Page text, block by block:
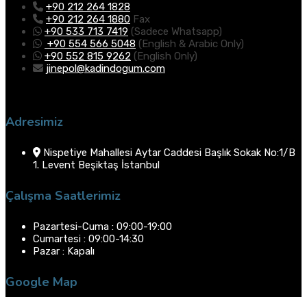
+90 212 264 1828
+90 212 264 1880 Fax
+90 533 713 7419 (Sadece Whatsapp)
+90 554 566 5048 (English & Arabic Only)
+90 552 815 9262 (English Only)
jinepol@kadindogum.com
Adresimiz
Nispetiye Mahallesi Aytar Caddesi Başlık Sokak No:1/B
1. Levent Beşiktaş İstanbul
Çalışma Saatlerimiz
Pazartesi-Cuma : 09:00-19:00
Cumartesi : 09:00-14:30
Pazar : Kapalı
Google Map